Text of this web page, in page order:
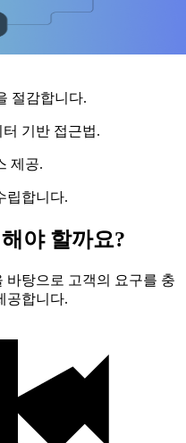
절감합니다.
기반 접근법.
제공.
립합니다.
야 할까요?
바탕으로 고객의 요구를 충
공합니다.